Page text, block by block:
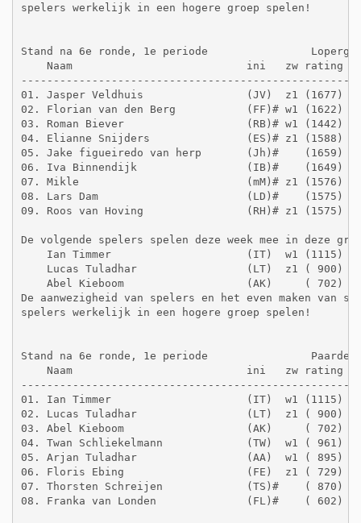
spelers werkelijk in een hogere groep spelen!
Stand na 6e ronde, 1e periode
Naam                           ini   zw rating
01. Jasper Veldhuis                (JV)  z1 (1677)
02. Florian van den Berg           (FF)# w1 (1622)
03. Roman Biever                   (RB)# w1 (1442)
04. Elianne Snijders               (ES)# z1 (1588)
05. Jake figueiredo van herp       (Jh)#
06. Iva Binnendijk                 (IB)#    (1649)
07. Mikle                          (mM)# z1 (1576)
08. Lars Dam                       (LD)#    (1575)
09. Roos van Hoving                (RH)# z1
De volgende spelers spelen deze week mee in deze
Ian Timmer                     (IT)  w1 (1115)
Lucas Tuladhar                 (LT)  z1 ( 900)
Abel Kieboom                   (AK)     ( 702)
De aanwezigheid van spelers en het even maken van
spelers werkelijk in een hogere groep spelen!
Stand na 6e ronde, 1e periode
Naam                           ini   zw rating
01. Ian Timmer                     (IT)  w1 (1115)
02. Lucas Tuladhar                 (LT)  z1 ( 900)
03. Abel Kieboom                   (AK)     ( 702)
04. Twan Schliekelmann             (TW)  w1 ( 961)
05. Arjan Tuladhar                 (AA)  w1 ( 895)
06. Floris Ebing                   (FE)  z1 ( 729)
07. Thorsten Schreijen             (TS)#    (
08. Franka van Londen              (FL)#    (